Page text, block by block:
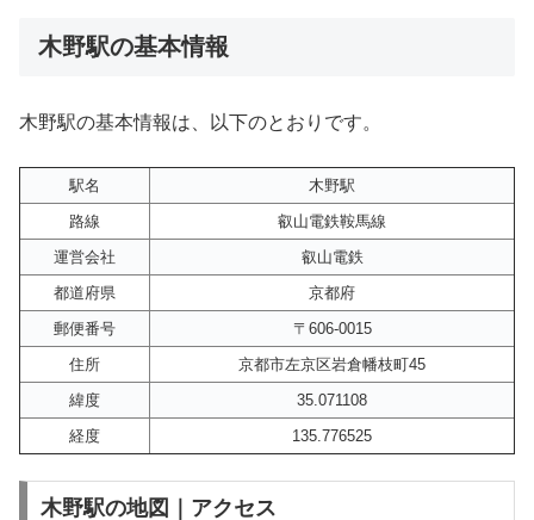
木野駅の基本情報
木野駅の基本情報は、以下のとおりです。
駅名
木野駅
路線
叡山電鉄鞍馬線
運営会社
叡山電鉄
都道府県
京都府
郵便番号
〒606-0015
住所
京都市左京区岩倉幡枝町45
緯度
35.071108
経度
135.776525
木野駅の地図｜アクセス